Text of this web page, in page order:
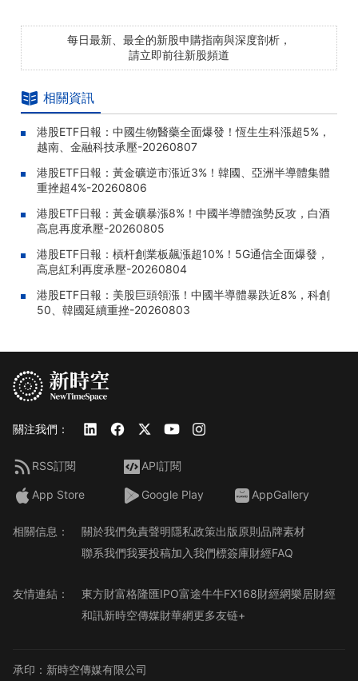
每日最新、最全的新股申購指南與深度剖析，
請立即前往新股頻道
相關資訊
港股ETF日報：中國生物醫藥全面爆發！恆生生科漲超5%，
越南、金融科技承壓-20260807
港股ETF日報：黃金礦逆市漲近3%！韓國、亞洲半導體集體
重挫超4%-20260806
港股ETF日報：黃金礦暴漲8%！中國半導體強勢反攻，白酒
高息再度承壓-20260805
港股ETF日報：槓杆創業板飆漲超10%！5G通信全面爆發，
高息紅利再度承壓-20260804
港股ETF日報：美股巨頭領漲！中國半導體暴跌近8%，科創
50、韓國延續重挫-20260803
關注我們：
RSS訂閱 API訂閱
App Store Google Play AppGallery
相關信息： 關於我們免責聲明隱私政策出版原則品牌素材
聯系我們我要投稿加入我們標簽庫財經FAQ
友情連結： 東方財富格隆匯IPO富途牛牛FX168財經網樂居財經
和訊新時空傳媒財華網更多友链+
承印：新時空傳媒有限公司